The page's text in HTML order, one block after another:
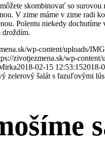
skombinovať so
V zime máme v zime radi
Polentu niekedy dochutíme
droždím.
wp-content/uploads/
zivotjezmena.sk/wp-content/
2018-02-15 12:53:152018-
zelerový šalát s fazuľovými